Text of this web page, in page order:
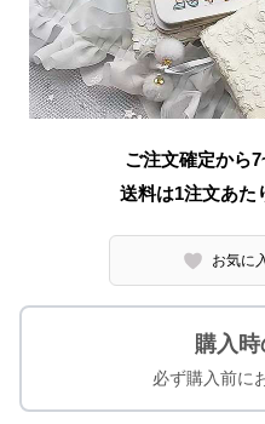
ご注文確定から
送料は1注文あた
お気に
購入
必ず購入前に